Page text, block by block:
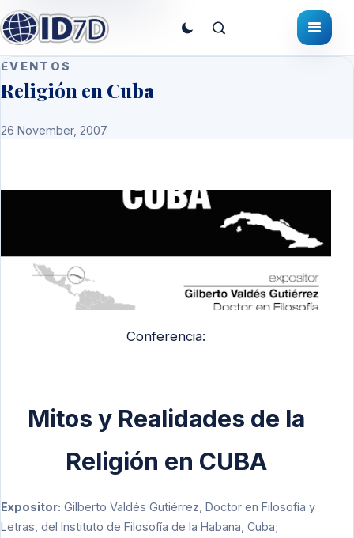
EVENTOS
Religión en Cuba
26 November, 2007
Conferencia:
Mitos y Realidades de la
Religión en CUBA
Expositor: Gilberto Valdés Gutiérrez, Doctor en Filosofía y
Letras, del Instituto de Filosofía de la Habana, Cuba;